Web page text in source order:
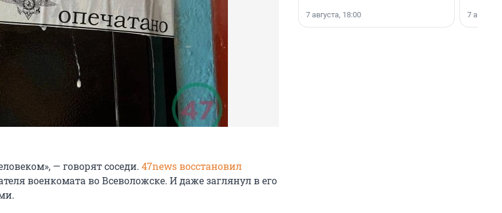
— говорят соседи. 47news восстановил
военкомата во Всеволожске. И даже заглянул в его
7 августа, 18:00 7